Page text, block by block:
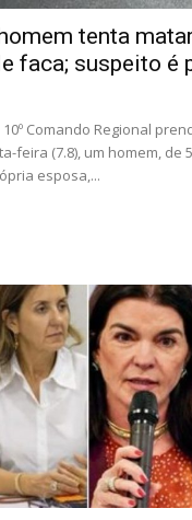
tenta
faca; suspeito é
Comando Regional
feira (7.8), um homem, de
esposa,...